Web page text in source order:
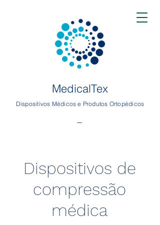
MedicalTex
Dispositivos Médicos e Produtos Ortopédicos
-
Dispositivos de
compressão
médica